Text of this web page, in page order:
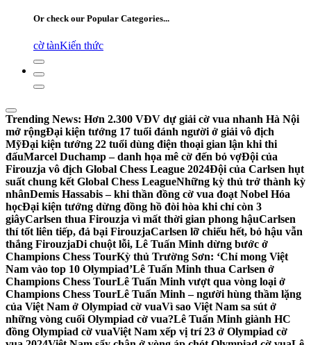
Or check our Popular Categories...
cờ tànKiến thức
Trending News: Hơn 2.300 VĐV dự giải cờ vua nhanh Hà Nội
mở rộngĐại kiện tướng 17 tuổi đánh người ở giải vô địch
MỹĐại kiện tướng 22 tuổi dùng điện thoại gian lận khi thi
đấuMarcel Duchamp – danh họa mê cờ đến bỏ vợĐội của
Firouzja vô địch Global Chess League 2024Đội của Carlsen hụt
suất chung kết Global Chess LeagueNhững kỳ thủ trở thành kỳ
nhânDemis Hassabis – khi thần đồng cờ vua đoạt Nobel Hóa
họcĐại kiện tướng dừng đồng hồ đòi hòa khi chỉ còn 3
giâyCarlsen thua Firouzja vì mất thời gian phong hậuCarlsen
thí tốt liên tiếp, đả bại FirouzjaCarlsen lỡ chiếu hết, bỏ hậu vẫn
thắng FirouzjaDi chuột lỗi, Lê Tuấn Minh dừng bước ở
Champions Chess TourKỳ thủ Trường Sơn: ‘Chỉ mong Việt
Nam vào top 10 Olympiad’Lê Tuấn Minh thua Carlsen ở
Champions Chess TourLê Tuấn Minh vượt qua vòng loại ở
Champions Chess TourLê Tuấn Minh – người hùng thầm lặng
của Việt Nam ở Olympiad cờ vuaVì sao Việt Nam sa sút ở
những vòng cuối Olympiad cờ vua?Lê Tuấn Minh giành HC
đồng Olympiad cờ vuaViệt Nam xếp vị trí 23 ở Olympiad cờ